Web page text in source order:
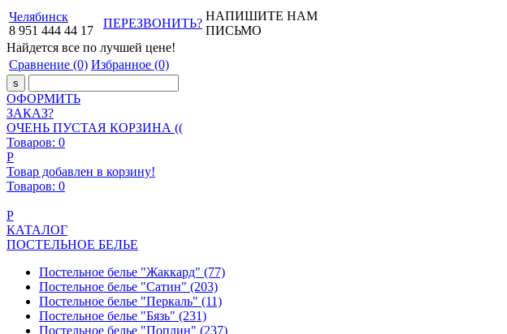
Челябинск
8 951 444 44 17
ПЕРЕЗВОНИТЬ?
НАПИШИТЕ НАМ
ПИСЬМО
Найдется все по лучшей цене!
Сравнение (0) Избранное (0)
ОФОРМИТЬ
ЗАКАЗ?
ОЧЕНЬ ПУСТАЯ КОРЗИНА ((
Товаров: 0
Р
Товар добавлен в корзину!
Товаров: 0
Р
КАТАЛОГ
ПОСТЕЛЬНОЕ БЕЛЬЕ
Постельное белье "Жаккард" (77)
Постельное белье "Сатин" (203)
Постельное белье "Перкаль" (11)
Постельное белье "Бязь" (231)
Постельное белье "Поплин" (237)